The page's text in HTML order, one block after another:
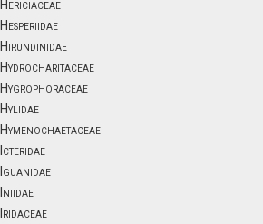
Hericiaceae
Hesperiidae
Hirundinidae
Hydrocharitaceae
Hygrophoraceae
Hylidae
Hymenochaetaceae
Icteridae
Iguanidae
Iniidae
Iridaceae